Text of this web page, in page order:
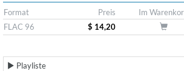
Format Preis Im
FLAC 96
$ 14,20
Playliste